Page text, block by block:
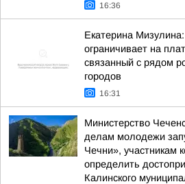
16:36
Екатерина
ограничивает на
связанный с рядом
городов
16:31
Министерство
делам молодежи
Чечни», участникам
определить
Калинского